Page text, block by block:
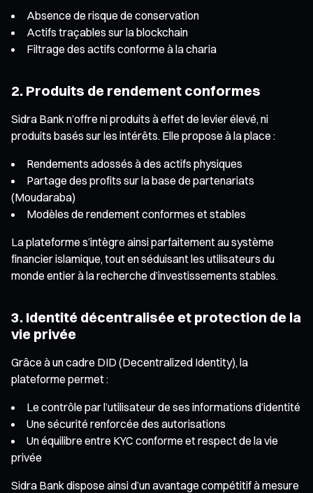
Absence de risque de conservation
Actifs traçables sur la blockchain
Filtrage des actifs conforme à la charia
2. Produits de rendement conformes
Sidra Bank n’offre ni produits à effet de levier élevé, ni
produits basés sur les intérêts. Elle propose à la place :
Rendements adossés à des actifs physiques
Partage des profits sur la base de partenariats
(Moudaraba)
Modèles de rendement conformes et stables
La plateforme s’intègre ainsi parfaitement au système
financier islamique, tout en séduisant les utilisateurs du
monde entier à la recherche d’investissements stables.
3. Identité décentralisée et protection de la
vie privée
Grâce à un cadre DID (Decentralized Identity), la
plateforme permet :
Le contrôle par l’utilisateur de ses informations d’identité
Une sécurité renforcée des autorisations
Un équilibre entre KYC conforme et respect de la vie
privée
Sidra Bank dispose ainsi d’un avantage compétitif à mesure